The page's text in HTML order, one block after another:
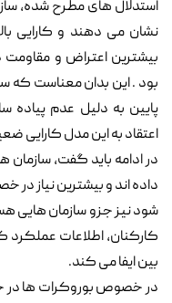
استدلال های مطرح شده،
نشان می دهند و کارایی
بیشترین اعتراض و
بود . این بدان معناست که
پایین به دلیل عدم
اعتقاد به این مدل کارایی
در ادامه باید گفت،
داده اند و بیشترین نیاز
شود نیز جزو سازمان هایی
کارکنان، اطلاعات عملکرد
بین ایفا می کند.
در خصوص بوروکرات ها در